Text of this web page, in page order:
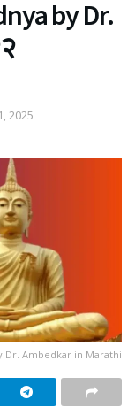
by Dr.
2025
Dr. Ambedkar in Marathi